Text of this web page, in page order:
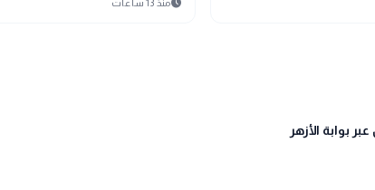
scheduleمنذ 13 ساعات